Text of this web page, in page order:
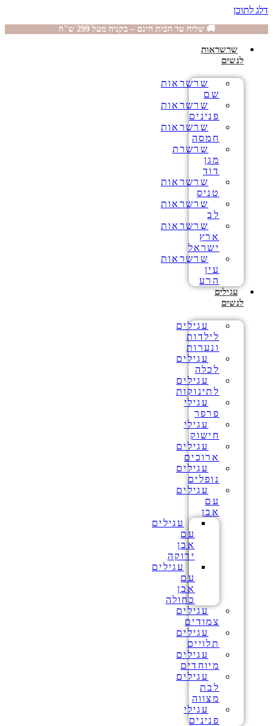
דלג לתוכן
🚚 שליח עד הבית חינם – בקניה מעל 299 ש"ח
שרשראות
לנשים
שרשראות
שם
שרשראות
פנינים
שרשראות
חמסה
שרשרת
מגן
דוד
שרשראות
טניס
שרשראות
לב
שרשראות
ארץ
ישראל
שרשראות
עין
הרע
עגילים
לנשים
עגילים
לילדות
ונערות
עגילים
לכלה
עגילים
לתינוקות
עגילי
פרפר
עגילי
חישוק
עגילים
ארוכים
עגילים
נופלים
עגילים
עם
אבן
עגילים
עם
אבן
ירוקה
עגילים
עם
אבן
כחולה
עגילים
צמודים
עגילים
תלויים
עגילים
מיוחדים
עגילים
לבת
מצווה
עגילי
פנינים